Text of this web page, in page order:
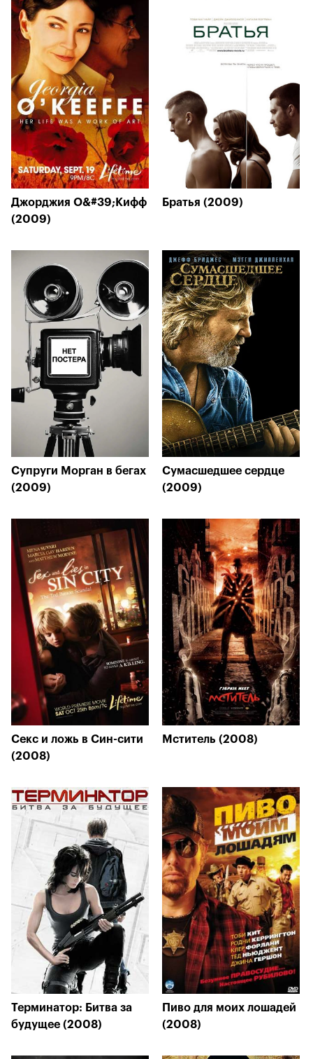
Джорджия О&#39;Кифф
(2009)
Братья (2009)
Супруги Морган в бегах
(2009)
Сумасшедшее сердце
(2009)
Секс и ложь в Син-сити
(2008)
Мститель (2008)
Терминатор: Битва за
будущее (2008)
Пиво для моих лошадей
(2008)